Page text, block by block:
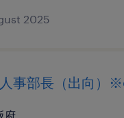
2025
人事部長（出向
府